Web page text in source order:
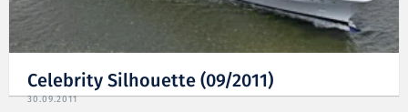
Celebrity Silhouette (09/2011)
30.09.2011